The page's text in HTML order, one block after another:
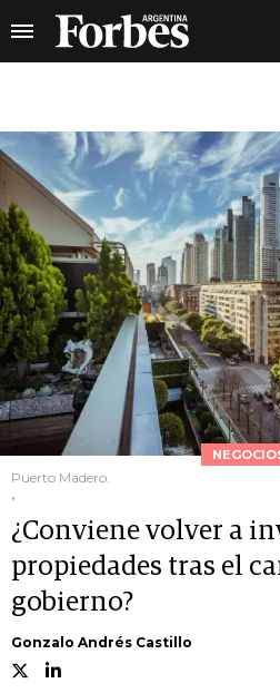
Puerto Madero.
.
¿Conviene volver a
propiedades tras el
gobierno?
Gonzalo Andrés Castillo